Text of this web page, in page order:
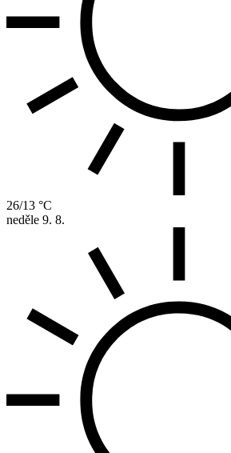
26/13 °C
neděle 9. 8.